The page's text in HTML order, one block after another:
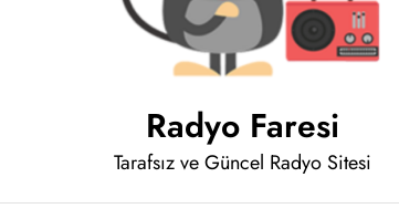
Radyo Faresi
Tarafsız ve Güncel Radyo Sitesi